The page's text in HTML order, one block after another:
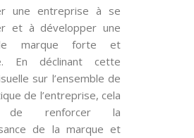
une entreprise à se
et à développer une
marque forte et
En déclinant cette
sur l’ensemble de
de l’entreprise, cela
de renforcer la
de la marque et